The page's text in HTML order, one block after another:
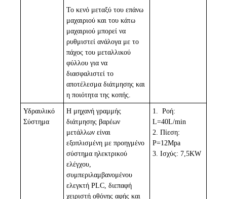
Το κενό μεταξύ του επάνω
μαχαιριού και του κάτω
μαχαιριού μπορεί να
ρυθμιστεί ανάλογα με το
πάχος του μεταλλικού
φύλλου για να
διασφαλιστεί το
αποτέλεσμα διάτμησης και
η ποιότητα της κοπής.
Υδραυλικό
Σύστημα
Η μηχανή γραμμής
διάτμησης βαρέων
μετάλλων είναι
εξοπλισμένη με προηγμένο
σύστημα ηλεκτρικού
ελέγχου,
συμπεριλαμβανομένου
ελεγκτή PLC, διεπαφή
χειριστή οθόνης αφής και
1.
Ροή:
L=40L/min
2. Πίεση:
P=12Mpa
3. Ισχύς: 7,5KW